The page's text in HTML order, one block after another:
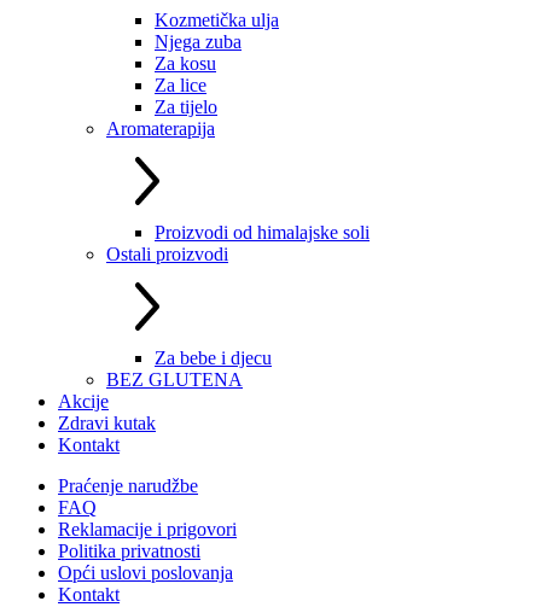
Kozmetička ulja
Njega zuba
Za kosu
Za lice
Za tijelo
Aromaterapija
Proizvodi od himalajske soli
Ostali proizvodi
Za bebe i djecu
BEZ GLUTENA
Akcije
Zdravi kutak
Kontakt
Praćenje narudžbe
FAQ
Reklamacije i prigovori
Politika privatnosti
Opći uslovi poslovanja
Kontakt